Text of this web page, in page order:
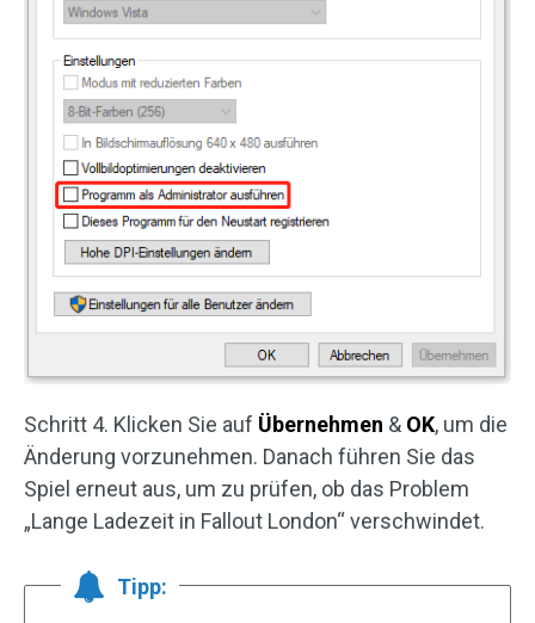
Schritt 4. Klicken Sie auf Übernehmen & OK, um die
Änderung vorzunehmen. Danach führen Sie das
Spiel erneut aus, um zu prüfen, ob das Problem
„Lange Ladezeit in Fallout London“ verschwindet.
Tipp: